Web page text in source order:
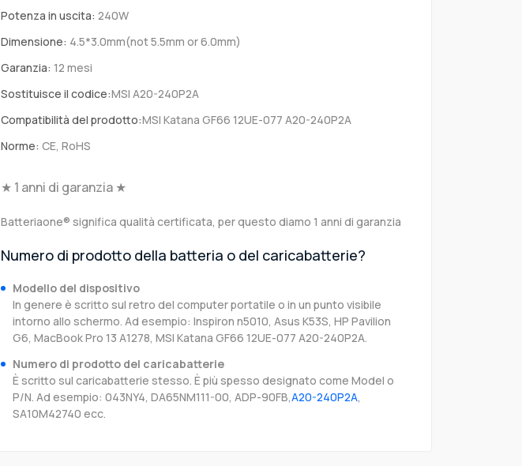
Potenza in uscita: 240W
Dimensione: 4.5*3.0mm(not 5.5mm or 6.0mm)
Garanzia: 12 mesi
Sostituisce il codice:MSI A20-240P2A
Compatibilità del prodotto:MSI Katana GF66 12UE-077 A20-240P2A
Norme: CE, RoHS
★ 1 anni di garanzia ★
Batteriaone® significa qualità certificata, per questo diamo 1 anni di garanzia
Numero di prodotto della batteria o del caricabatterie?
Modello del dispositivo
In genere è scritto sul retro del computer portatile o in un punto visibile
intorno allo schermo. Ad esempio: Inspiron n5010, Asus K53S, HP Pavilion
G6, MacBook Pro 13 A1278, MSI Katana GF66 12UE-077 A20-240P2A.
Numero di prodotto del caricabatterie
È scritto sul caricabatterie stesso. È più spesso designato come Model o
P/N. Ad esempio: 043NY4, DA65NM111-00, ADP-90FB,A20-240P2A,
SA10M42740 ecc.